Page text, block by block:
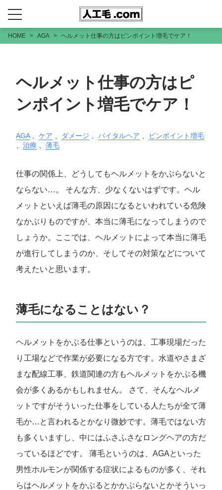
HOME AGA ヘルメット仕事の方はピンポイント増毛でケア！
ヘルメット仕事の方はピ
ンポイント増毛でケア！
AGA、 ケア ダメージ バイタルヘア
ピンポイント増毛
治療 薄毛
仕事の関係上、どうしてもヘルメットをかぶらないと
ならない…。 そんな方、少なくないはずです。ヘル
メットといえば薄毛の原因になるといわれている危険
なかぶりものですが、本当に薄毛になってしまうので
しょうか。ここでは、ヘルメットによって本当に薄毛
が進行してしまうのか、そしてその対策などについて
考えたいと思います。
薄毛になることはない？
ヘルメットをかぶる仕事というのは、工事現場だった
り工場などで作業が必要になる方です。水道やさまざ
まな配線工事、鉄道関連の方もヘルメットをかぶる機
会が多くあるかもしれません。 さて、そんなヘルメ
ットですがそういった仕事をしている人たちが全て薄
毛か…と言われるとかなり微妙です。薄毛ではない方
も多くいますし、中にはふさふさなロングヘアの方だ
っているほどです。 薄毛というのは、AGAといった
男性ホルモンが関係する症状によるものが多く、それ
らはヘルメットをかぶるとかかぶらないとかそういっ